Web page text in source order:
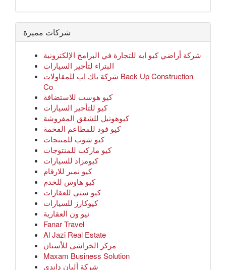
شركات مميزة
شركة أراضي كيو ايه للتجارة في البرامج الإلكترونية
البتراء لتأجير السيارات
شركة باك اب للمقاولات Back Up Construction
Co
كيو هوست للاستضافة
كيو للتأجير السيارات
كيوهوتيل للشقق المفروشة
كيو فود للمطاعم الفخمة
كيو شوب للمنتجات
كيو ماركت للمنتوجات
كيومزاد للسيارات
كيو نمبر للارقام
كيو هاوس للخدم
كيو ستي للعقارات
كيوكارز للسيارات
نيو ون العقارية
Fanar Travel
Al Jazi Real Estate
مركز الخراشي للأسنان
Maxam Business Solution
شركة ألبان داندي